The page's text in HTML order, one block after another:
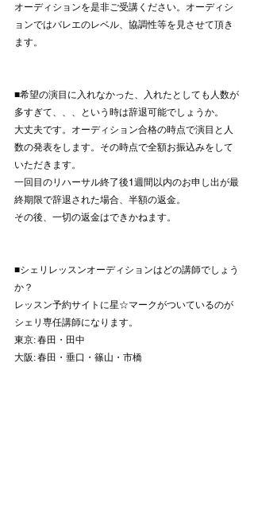
オーディションを是非ご受講ください。オーディシ
ョンではバレエのレベル、協調性等を見させて頂き
ます。
■希望の演目に入れなかった、入れたとしても人数が
多すぎて、、、という時は辞退可能でしょうか。
大丈夫です。オーディション合格の時点で演目と人
数の発表をします。その時点で全額お振込みをして
いただきます。
一回目のリハーサル終了後1週間以内のお申し出が最
終期限で辞退された場合、半額の返金。
その後、一切の返金はできかねます。
■シェリレッスンオーディションはどの講師でしょう
か？
レッスン予約サイトに星☆マークがついているのが
シェリ専任講師になります。
東京: 春田・田中
大阪: 春田・垂口・篠山・市橋